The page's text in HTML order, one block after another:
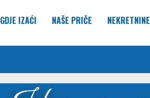
GDJE IZAĆI NAŠE PRIČE NEKRETNINE